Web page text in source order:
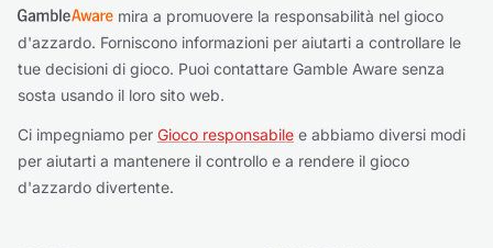
mira a promuovere la responsabilità nel gioco
d'azzardo. Forniscono informazioni per aiutarti a controllare le
tue decisioni di gioco. Puoi contattare Gamble Aware senza
sosta usando il loro sito web.
Ci impegniamo per Gioco responsabile e abbiamo diversi modi
per aiutarti a mantenere il controllo e a rendere il gioco
d'azzardo divertente.